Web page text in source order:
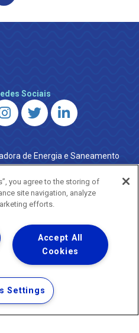
Sociais
de Energia e Saneamento
Rio de Janeiro
6457 (WhatsApp) ·
ouvidoria.agenersa@gmail.com
- Todos os Direitos Reservados.
de Sites e Aplicativos
e Proteção de Dados
you agree to the storing of
site navigation, analyze
efforts.
Accept All
Cookies
Settings